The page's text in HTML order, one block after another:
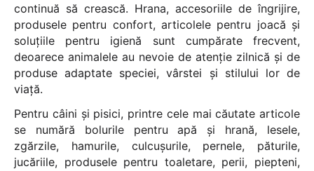
continuă să crească. Hrana, accesoriile de îngrijire,
produsele pentru confort, articolele pentru joacă și
soluțiile pentru igienă sunt cumpărate frecvent,
deoarece animalele au nevoie de atenție zilnică și de
produse adaptate speciei, vârstei și stilului lor de
viață.
Pentru câini și pisici, printre cele mai căutate articole
se numără bolurile pentru apă și hrană, lesele,
zgărzile, hamurile, culcușurile, pernele, păturile,
jucăriile, produsele pentru toaletare, perii, piepteni,